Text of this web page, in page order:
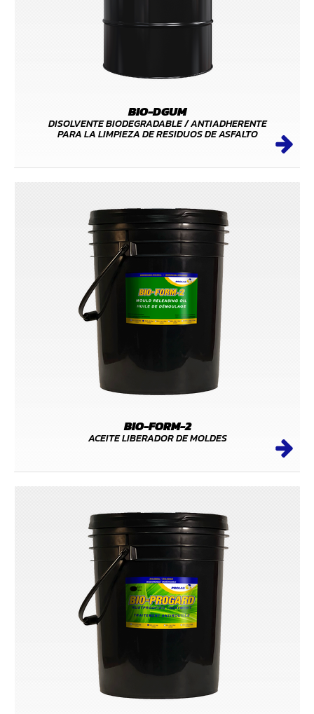
BIO-DGUM
DISOLVENTE BIODEGRADABLE / ANTIADHERENTE
PARA LA LIMPIEZA DE RESIDUOS DE ASFALTO
BIO-FORM-2
ACEITE LIBERADOR DE MOLDES